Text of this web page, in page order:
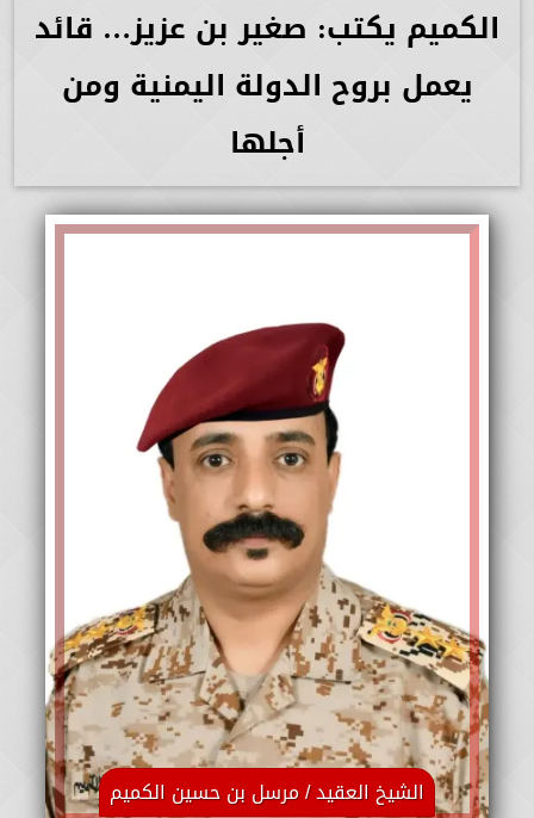
الكميم يكتب: صغير بن عزيز… قائد
يعمل بروح الدولة اليمنية ومن
أجلها
الشيخ العقيد / مرسل بن حسين الكميم